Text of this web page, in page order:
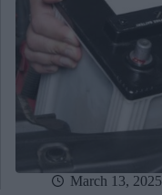
March 13, 2025